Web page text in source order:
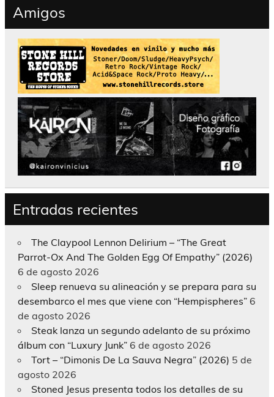
Amigos
Entradas recientes
The Claypool Lennon Delirium – “The Great
Parrot-Ox And The Golden Egg Of Empathy” (2026)
6 de agosto 2026
Sleep renueva su alineación y se prepara para su
desembarco el mes que viene con “Hempispheres” 6
de agosto 2026
Steak lanza un segundo adelanto de su próximo
álbum con “Luxury Junk” 6 de agosto 2026
Tort – “Dimonis De La Sauva Negra” (2026) 5 de
agosto 2026
Stoned Jesus presenta todos los detalles de su